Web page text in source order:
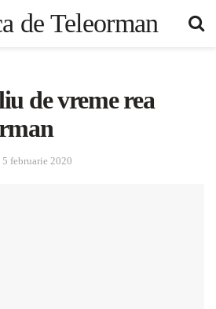
de vreme rea
5 februarie 2020